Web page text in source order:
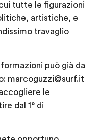
tutte le figurazioni
artistiche, e
travaglio
può già da
marcoguzzi@surf.it
le
dal 1° di